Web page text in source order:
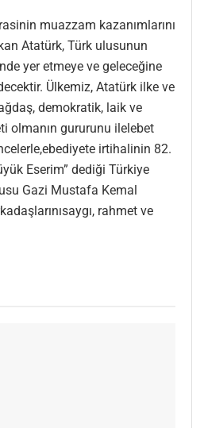
muazzam kazanımlarını
Atatürk, Türk ulusunun
yer etmeye ve geleceğine
Ülkemiz, Atatürk ilke ve
demokratik, laik ve
olmanın gururunu ilelebet
irtihalinin 82.
Eserim” dediği Türkiye
Gazi Mustafa Kemal
rahmet ve